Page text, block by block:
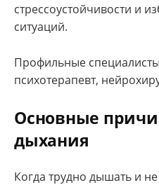
стрессоустойчивости и
ситуаций.
Профильные
психотерапевт,
Основные
дыхания
Когда трудно дышать и не